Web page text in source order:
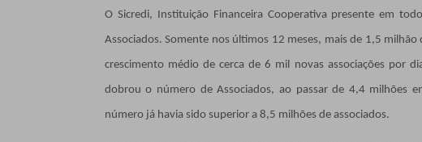
O Sicredi, Instituição Financeira Cooperativa presente em
Associados. Somente nos últimos 12 meses, mais de 1,5
crescimento médio de cerca de 6 mil novas associações por
dobrou o número de Associados, ao passar de 4,4 milhões
número já havia sido superior a 8,5 milhões de associados.